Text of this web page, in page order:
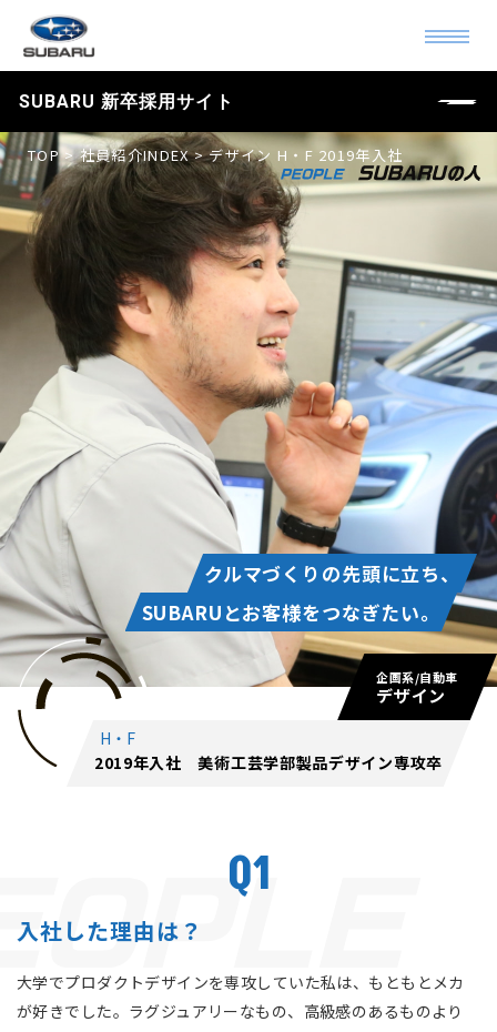
SUBARU 新卒採用サイト
TOP>社員紹介INDEX> デザイン H・F 2019年入社
クルマづくりの先頭に立ち、
SUBARUとお客様をつなぎたい。
企画系/自動車
デザイン
H・F
2019年入社 美術工芸学部製品デザイン専攻卒
Q1
入社した理由は？
大学でプロダクトデザインを専攻していた私は、もともとメカ
が好きでした。ラグジュアリーなもの、高級感のあるものより